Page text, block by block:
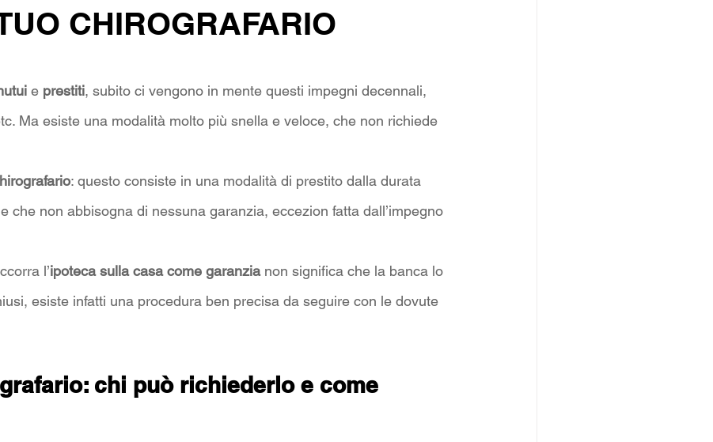
CHIROGRAFARIO
e prestiti, subito ci vengono in mente questi impegni decennali,
Ma esiste una modalità molto più snella e veloce, che non richiede
: questo consiste in una modalità di prestito dalla durata
che non abbisogna di nessuna garanzia, eccezion fatta dall’impegno
l’ipoteca sulla casa come garanzia non significa che la banca lo
esiste infatti una procedura ben precisa da seguire con le dovute
chi può richiederlo e come